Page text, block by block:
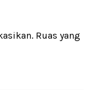
Ruas yang